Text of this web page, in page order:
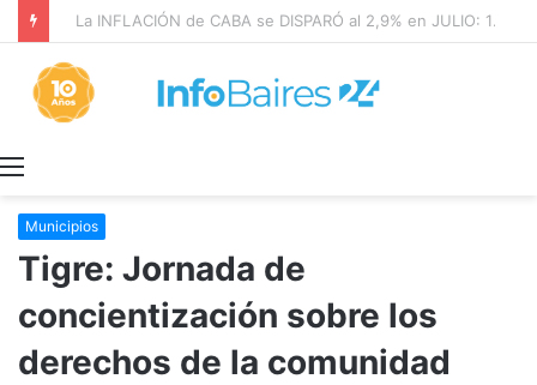
La INFLACIÓN de CABA se DISPARÓ al 2,9% en JULIO: 19,4% en 2026
Municipios
Tigre: Jornada de
concientización sobre los
derechos de la comunidad